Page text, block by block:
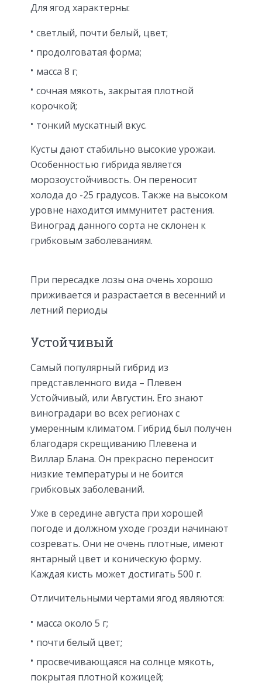
Для ягод характерны:
светлый, почти белый, цвет;
продолговатая форма;
масса 8 г;
сочная мякоть, закрытая плотной
корочкой;
тонкий мускатный вкус.
Кусты дают стабильно высокие урожаи.
Особенностью гибрида является
морозоустойчивость. Он переносит
холода до -25 градусов. Также на высоком
уровне находится иммунитет растения.
Виноград данного сорта не склонен к
грибковым заболеваниям.
При пересадке лозы она очень хорошо
приживается и разрастается в весенний и
летний периоды
Устойчивый
Самый популярный гибрид из
представленного вида – Плевен
Устойчивый, или Августин. Его знают
виноградари во всех регионах с
умеренным климатом. Гибрид был получен
благодаря скрещиванию Плевена и
Виллар Блана. Он прекрасно переносит
низкие температуры и не боится
грибковых заболеваний.
Уже в середине августа при хорошей
погоде и должном уходе грозди начинают
созревать. Они не очень плотные, имеют
янтарный цвет и коническую форму.
Каждая кисть может достигать 500 г.
Отличительными чертами ягод являются:
масса около 5 г;
почти белый цвет;
просвечивающаяся на солнце мякоть,
покрытая плотной кожицей;